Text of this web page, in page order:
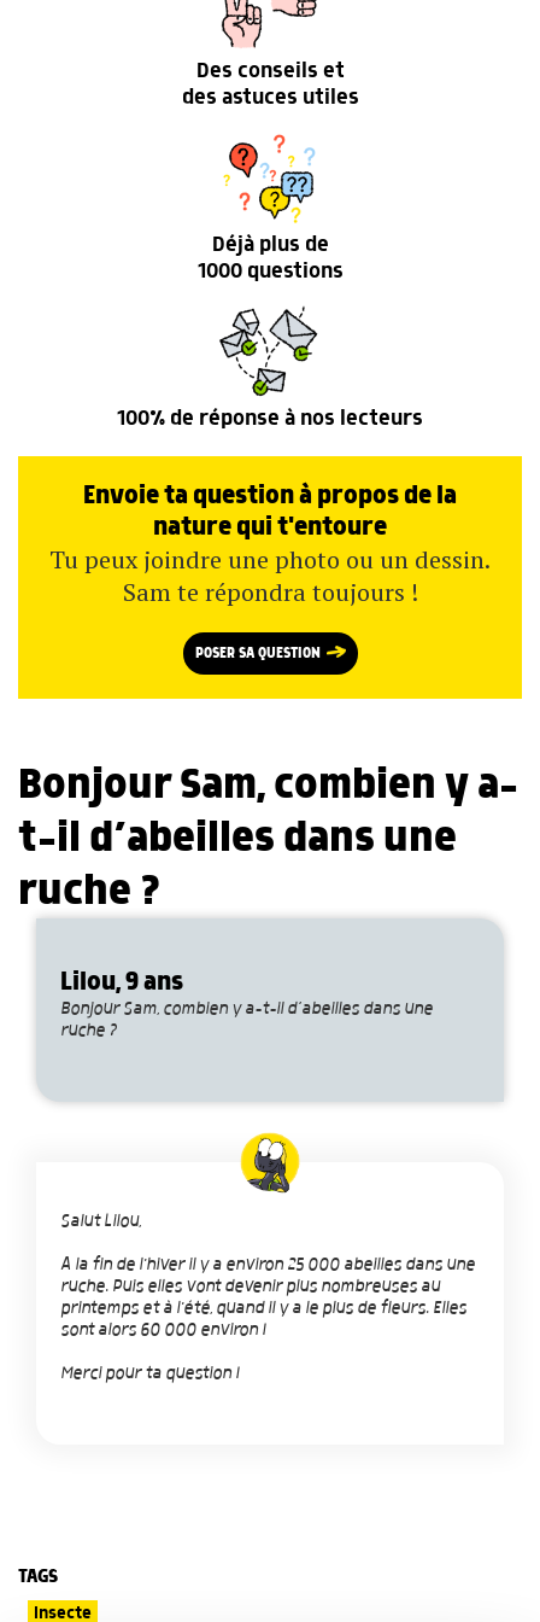
Des conseils et
des astuces utiles
Déjà plus de
1000 questions
100% de réponse à nos lecteurs
Envoie ta question à propos de la
nature qui t'entoure
Tu peux joindre une photo ou un dessin.
Sam te répondra toujours !
POSER SA QUESTION
Bonjour Sam, combien y a-
t-il d’abeilles dans une
ruche ?
Lilou, 9 ans
Bonjour Sam, combien y a-t-il d’abeilles dans une
ruche ?
Salut Lilou,
A la fin de l'hiver il y a environ 25 000 abeilles dans une
ruche. Puis elles vont devenir plus nombreuses au
printemps et à l'été, quand il y a le plus de fleurs. Elles
sont alors 60 000 environ !
Merci pour ta question !
TAGS
Insecte